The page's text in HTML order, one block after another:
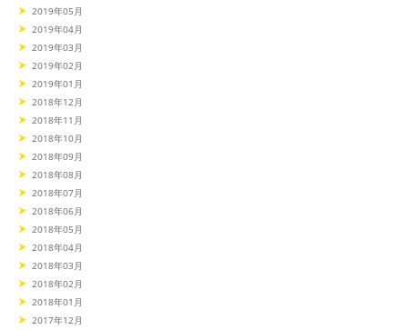
2019年05月
2019年04月
2019年03月
2019年02月
2019年01月
2018年12月
2018年11月
2018年10月
2018年09月
2018年08月
2018年07月
2018年06月
2018年05月
2018年04月
2018年03月
2018年02月
2018年01月
2017年12月